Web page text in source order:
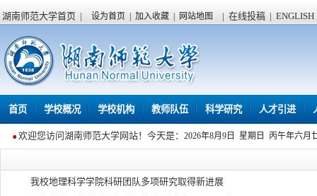
湖南师范大学首页 | 设为首页 加入收藏 网站地图 | 在线投稿 | ENGLISH
首页 学校概况 学校机构 教师队伍 科学研究 人才引进
欢迎您访问湖南师范大学网站！今天是： 2026年8月9日 星期日 丙午年六月
我校地理科学学院科研团队多项研究取得新进展